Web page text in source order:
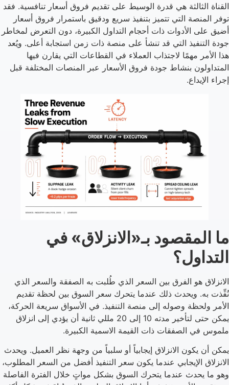
القناة الثالثة هي قدرة الوسيط على تقديم فروق أسعار تنافسية. فقد
توفر المنصة التي تتميز بتنفيذ سريع ودقيق باستمرار فروق أسعار
أضيق على الأدوات ذات أحجام التداول الكبيرة، دون التعرض لمخاطر
جودة التنفيذ التي قد تنشأ على منصة ذات زمن استجابة أعلى. ويُعد
هذا الأمر مهمًا لاجتذاب العملاء في القطاعات التي يقارن فيها
المتداولون بنشاط جودة فروق الأسعار عبر المنصات المختلفة قبل
إجراء الإيداع.
ما المقصود بـ«الانزلاق» في
التداول؟
الانزلاق هو الفرق بين السعر الذي طُلبت به الصفقة والسعر الذي
نُفِّذت به. ويحدث ذلك عندما يتحرك سعر السوق بين لحظة تقديم
الأمر ولحظة وصوله إلى منصة التنفيذ. في الأسواق سريعة الحركة،
يمكن حتى لتأخير مدته 10 إلى 20 مللي ثانية أن يؤدي إلى انزلاق
ملموس في الصفقات ذات القيمة الاسمية الكبيرة.
يمكن أن يكون الانزلاق إيجابياً أو سلبياً من وجهة نظر العميل. ويحدث
الانزلاق الإيجابي عندما يكون سعر التنفيذ أفضل من السعر المطلوب،
وهو ما يحدث عندما يتحرك السوق بشكل مواتٍ خلال الفترة الفاصلة